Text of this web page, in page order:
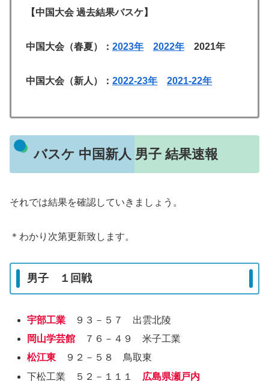
【中国大会 過去結果バスケ】
中国大会（春夏）： 2023年 2022年 2021年
中国大会（新人）： 2022-23年 2021-22年
バスケ 中国新人 男子 結果速報
それでは結果を確認していきましょう。
＊わかり次第更新致します。
男子 １回戦
宇部工業 ９３－５７ 出雲北陵
岡山学芸館 ７６－４９ 米子工業
松江東 ９２－５８ 鳥取東
下松工業 ５２－１１１ 広島県瀬戸内